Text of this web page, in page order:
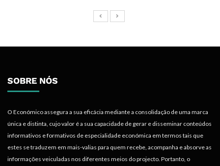
SOBRE NÓS
O Económico assegura a sua eficácia mediante a consolidação de uma marca
única e distinta, cujo valor é a sua capacidade de gerar e disseminar conteúdos
informativos e formativos de especialidade económica em termos tais que
estes se traduzem em mais-valias para quem recebe, acompanha e absorve as
informações veiculadas nos diferentes meios do projecto. Portanto, o